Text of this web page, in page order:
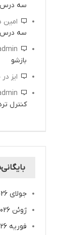
سه درس
امین
سه درس
بازشو
ایز در
کنترل
جولای 2026
ژوئن 2026
فوریه 2026